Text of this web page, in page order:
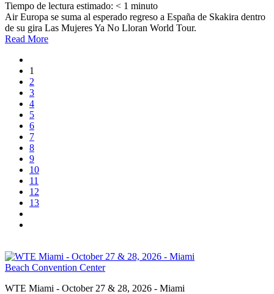
Tiempo de lectura estimado: < 1 minuto
Air Europa se suma al esperado regreso a España de Skakira dentro
de su gira Las Mujeres Ya No Lloran World Tour.
Read More
1
2
3
4
5
6
7
8
9
10
11
12
13
WTE Miami - October 27 & 28, 2026 - Miami